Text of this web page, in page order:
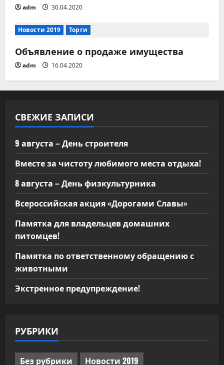
adm 30.04.2020
Новости 2019 Торги
Объявление о продаже имущества
adm 16.04.2020
СВЕЖИЕ ЗАПИСИ
9 августа – День строителя
Вместе за чистоту любимого места отдыха!
8 августа – День физкультурника
Всероссийская акция «Дорогами Славы»
Памятка для владельцев домашних
питомцев!
Памятка по ответственному обращению с
животными
Экстренное предупреждение!
РУБРИКИ
Без рубрики Новости 2019